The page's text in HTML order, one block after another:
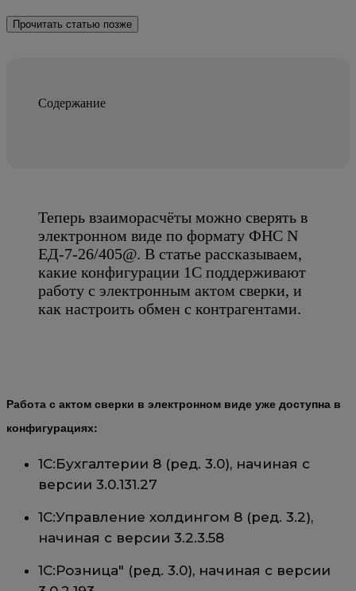
Прочитать статью позже
Содержание
Теперь взаиморасчёты можно сверять в
электронном виде по формату ФНС N
ЕД-7-26/405@. В статье рассказываем,
какие конфигурации 1С поддерживают
работу с электронным актом сверки, и
как настроить обмен с контрагентами.
Работа с актом сверки в электронном виде уже доступна в
конфигурациях:
1С:Бухгалтерии 8 (ред. 3.0), начиная с
версии 3.0.131.27
1С:Управление холдингом 8 (ред. 3.2),
начиная с версии 3.2.3.58
1С:Розница" (ред. 3.0), начиная с версии